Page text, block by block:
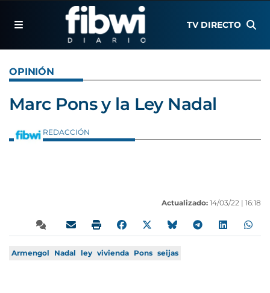
TV DIRECTO
OPINIÓN
Marc Pons y la Ley Nadal
REDACCIÓN
Actualizado: 14/03/22 | 16:18
Armengol Nadal ley vivienda Pons seijas